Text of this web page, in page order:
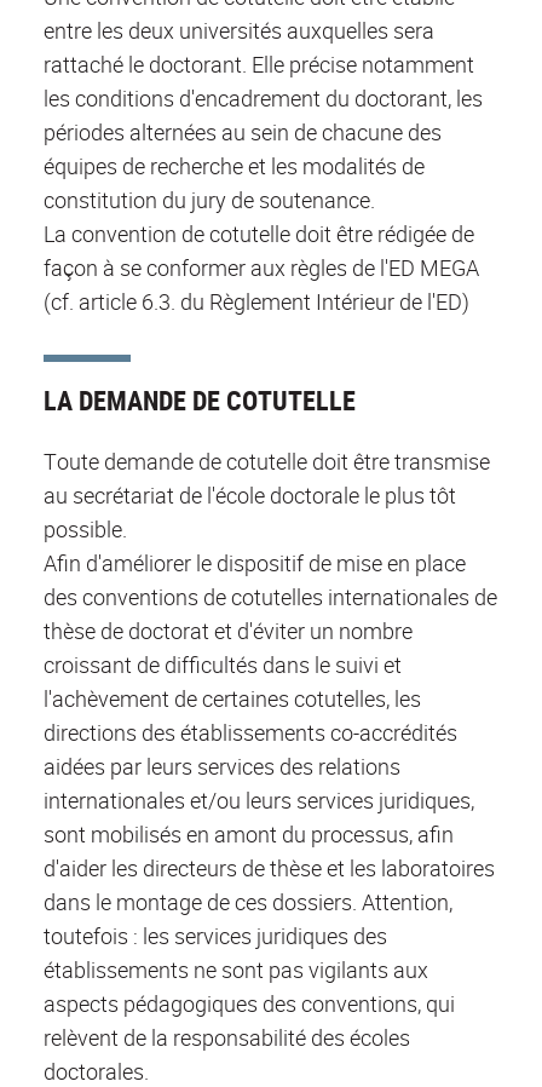
entre les deux universités auxquelles sera
rattaché le doctorant. Elle précise notamment
les conditions d'encadrement du doctorant, les
périodes alternées au sein de chacune des
équipes de recherche et les modalités de
constitution du jury de soutenance.
La convention de cotutelle doit être rédigée de
façon à se conformer aux règles de l'ED MEGA
(cf. article 6.3. du Règlement Intérieur de l'ED)
LA DEMANDE DE COTUTELLE
Toute demande de cotutelle doit être transmise
au secrétariat de l'école doctorale le plus tôt
possible.
Afin d'améliorer le dispositif de mise en place
des conventions de cotutelles internationales de
thèse de doctorat et d'éviter un nombre
croissant de difficultés dans le suivi et
l'achèvement de certaines cotutelles, les
directions des établissements co-accrédités
aidées par leurs services des relations
internationales et/ou leurs services juridiques,
sont mobilisés en amont du processus, afin
d'aider les directeurs de thèse et les laboratoires
dans le montage de ces dossiers. Attention,
toutefois : les services juridiques des
établissements ne sont pas vigilants aux
aspects pédagogiques des conventions, qui
relèvent de la responsabilité des écoles
doctorales.